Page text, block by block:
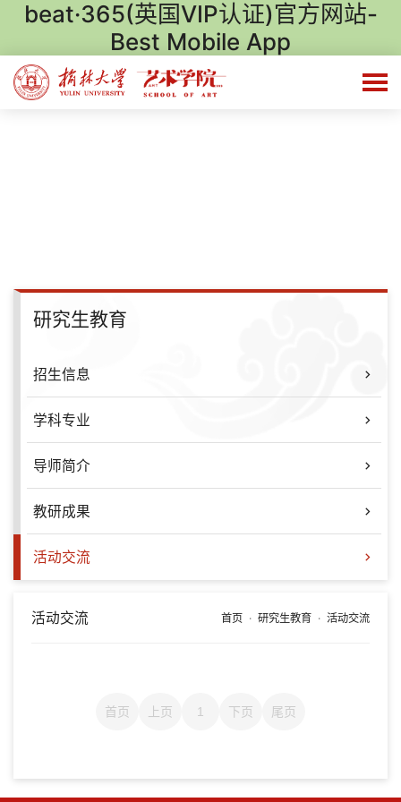
beat·365(英国VIP认证)官方网站-
Best Mobile App
研究生教育
招生信息
学科专业
导师简介
教研成果
活动交流
活动交流 首页 研究生教育 活动交流
首页 上页 1 下页 尾页